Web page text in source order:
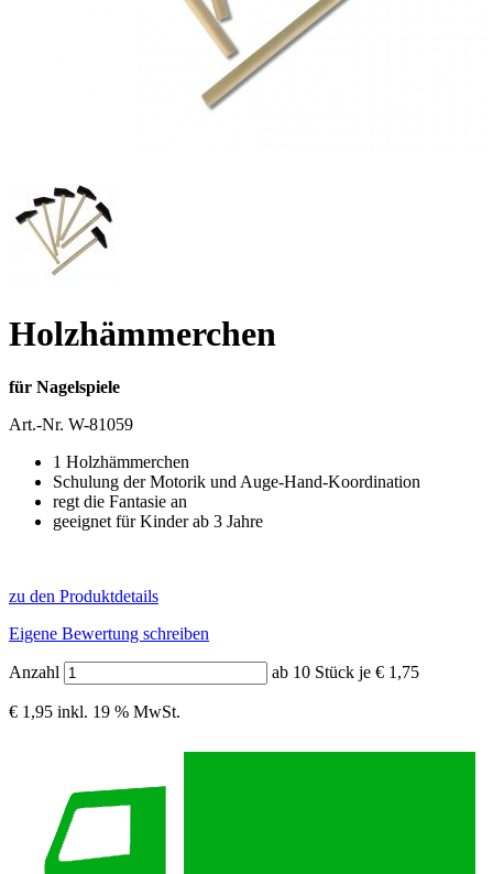
Holzhämmerchen
für Nagelspiele
Art.-Nr. W-81059
1 Holzhämmerchen
Schulung der Motorik und Auge-Hand-Koordination
regt die Fantasie an
geeignet für Kinder ab 3 Jahre
zu den Produktdetails
Eigene Bewertung schreiben
Anzahl ab 10 Stück je € 1,75
€ 1,95 inkl. 19 % MwSt.